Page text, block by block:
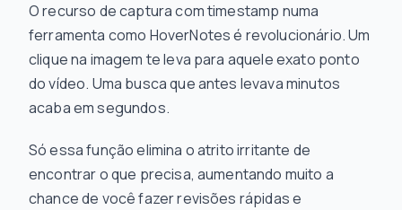
O recurso de captura com timestamp numa
ferramenta como HoverNotes é revolucionário. Um
clique na imagem te leva para aquele exato ponto
do vídeo. Uma busca que antes levava minutos
acaba em segundos.
Só essa função elimina o atrito irritante de
encontrar o que precisa, aumentando muito a
chance de você fazer revisões rápidas e